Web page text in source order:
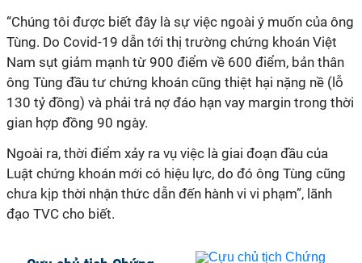
“Chúng tôi được biết đây là sự việc ngoài ý muốn của ông
Tùng. Do Covid-19 dẫn tới thị trường chứng khoán Việt
Nam sụt giảm mạnh từ 900 điểm về 600 điểm, bản thân
ông Tùng đầu tư chứng khoán cũng thiệt hại nặng nề (lỗ
130 tỷ đồng) và phải trả nợ đáo hạn vay margin trong thời
gian hợp đồng 90 ngày.
Ngoài ra, thời điểm xảy ra vụ việc là giai đoạn đầu của
Luật chứng khoán mới có hiệu lực, do đó ông Tùng cũng
chưa kịp thời nhận thức dẫn đến hành vi vi phạm”, lãnh
đạo TVC cho biết.